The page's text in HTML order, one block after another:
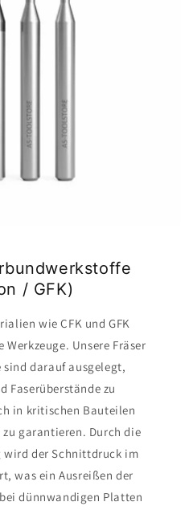
/ GFK)
wie CFK und GFK
Unsere Fräser
darauf ausgelegt,
Faserüberstände zu
in kritischen Bauteilen
garantieren. Durch die
wird der Schnittdruck im
was ein Ausreißen der
dünnwandigen Platten